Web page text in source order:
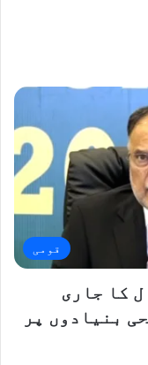
قومی
کا جاری
بنیادوں پر